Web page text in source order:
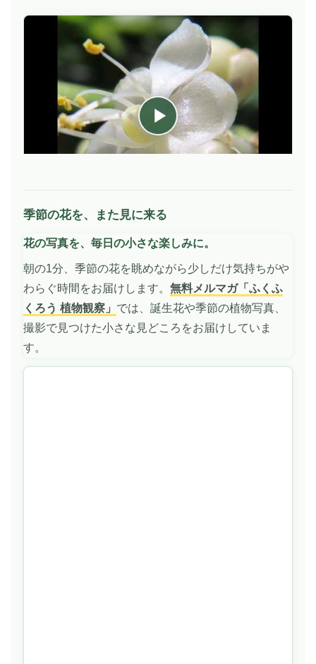
動
を
生
季節の花を、また見に来る
花の写真を、毎日の小さな楽しみに。
朝の1分、季節の花を眺めながら少しだけ気持ちがや
わらぐ時間をお届けします。 無料メルマガ「ふくふ
くろう 植物観察」 では、誕生花や季節の植物写真、
撮影で見つけた小さな見どころをお届けしていま
す。